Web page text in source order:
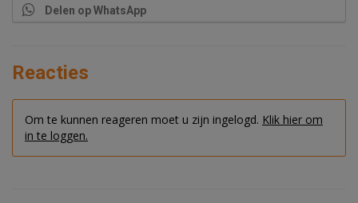
Delen op WhatsApp
Reacties
Om te kunnen reageren moet u zijn ingelogd. Klik hier om
in te loggen.